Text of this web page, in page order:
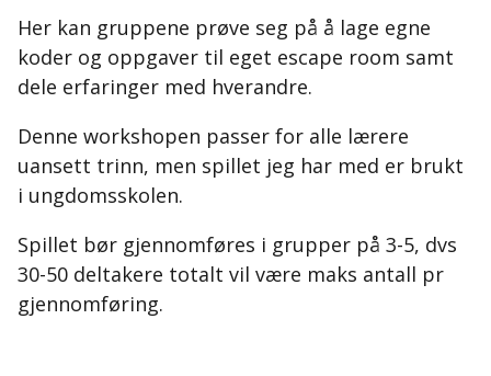
Her kan gruppene prøve seg på å lage egne
koder og oppgaver til eget escape room samt
dele erfaringer med hverandre.
Denne workshopen passer for alle lærere
uansett trinn, men spillet jeg har med er brukt
i ungdomsskolen.
Spillet bør gjennomføres i grupper på 3-5, dvs
30-50 deltakere totalt vil være maks antall pr
gjennomføring.